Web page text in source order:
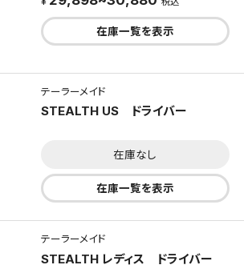
在庫一覧を表示
テーラーメイド
STEALTH US ドライバー
在庫なし
在庫一覧を表示
テーラーメイド
STEALTH レディス ドライバー